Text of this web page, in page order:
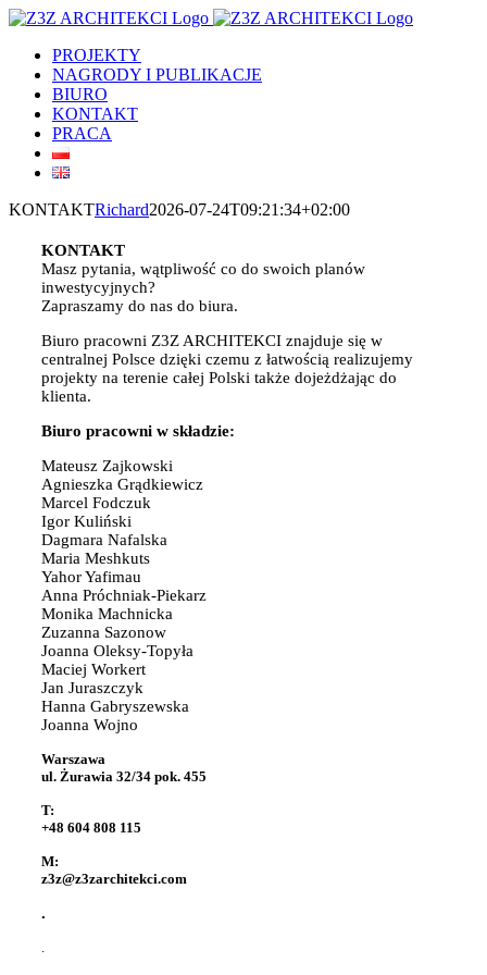
Skip
contentPROJEKTY
NAGRODY I PUBLIKACJE
BIURO
KONTAKT
PRACA
KONTAKTRichard2026-07-24T09:21:34+02:00
KONTAKT
Masz pytania, wątpliwość co do swoich planów
inwestycyjnych?
Zapraszamy do nas do biura.
Biuro pracowni Z3Z ARCHITEKCI znajduje się w
centralnej Polsce dzięki czemu z łatwością realizujemy
projekty na terenie całej Polski także dojeżdżając do
klienta.
Biuro pracowni w składzie:
Mateusz Zajkowski
Agnieszka Grądkiewicz
Marcel Fodczuk
Igor Kuliński
Dagmara Nafalska
Maria Meshkuts
Yahor Yafimau
Anna Próchniak-Piekarz
Monika Machnicka
Zuzanna Sazonow
Joanna Oleksy-Topyła
Maciej Workert
Jan Juraszczyk
Hanna Gabryszewska
Joanna Wojno
Warszawa
ul. Żurawia 32/34 pok. 455
T:
+48 604 808 115
M:
z3z@z3zarchitekci.com
.